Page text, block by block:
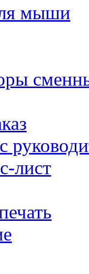
мыши
лист